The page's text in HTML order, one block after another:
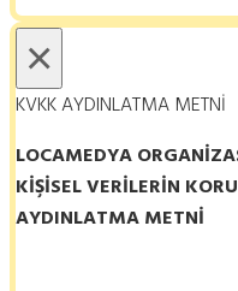
×
KVKK AYDINLATMA METNİ
LOCAMEDYA
KİŞİSEL VERİLERİN
AYDINLATMA METNİ